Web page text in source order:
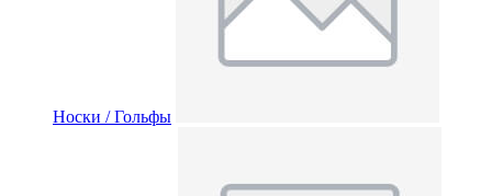
Носки / Гольфы